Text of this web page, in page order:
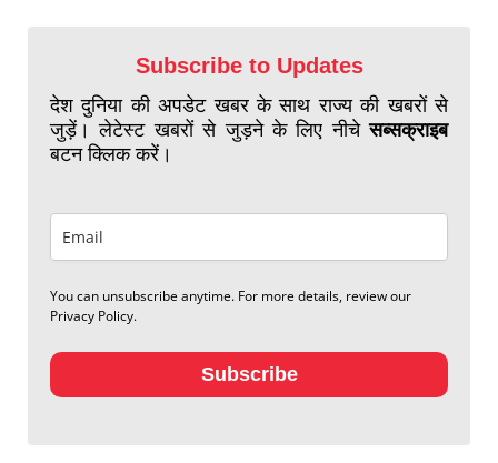
Subscribe to Updates
देश दुनिया की अपडेट खबर के साथ राज्य की खबरों से
जुड़ें। लेटेस्ट खबरों से जुड़ने के लिए नीचेसब्सक्राइब
बटन क्लिक करें।
You can unsubscribe anytime. For more details, review our
Privacy Policy.
Subscribe